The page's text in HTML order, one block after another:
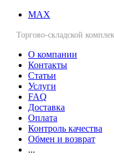
MAX
Торгово-складской
О компании
Контакты
Статьи
Услуги
FAQ
Доставка
Оплата
Контроль качества
Обмен и возврат
...